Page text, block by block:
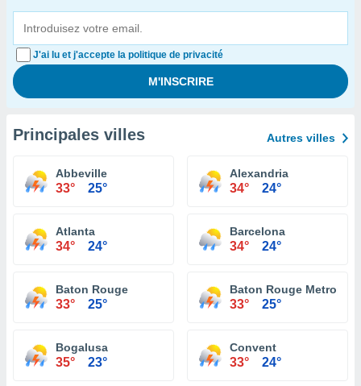
J'ai lu et j'accepte la politique de privacité
Principales villes Autres villes
Abbeville
33° 25°
Alexandria
34° 24°
Atlanta
34° 24°
Barcelona
34° 24°
Baton Rouge
33° 25°
Baton Rouge
33° 25°
Bogalusa
35° 23°
Convent
33° 24°